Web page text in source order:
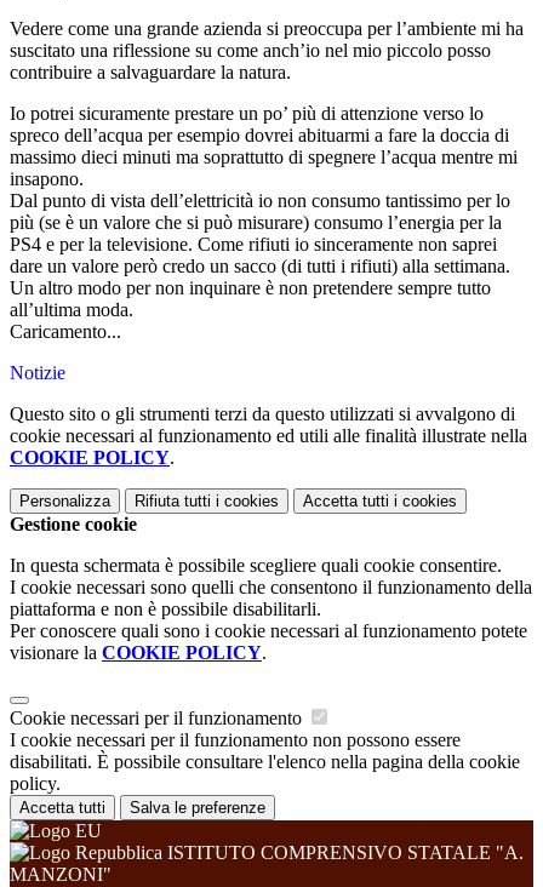
Vedere come una grande azienda si preoccupa per l’ambiente mi ha
suscitato una riflessione su come anch’io nel mio piccolo posso
contribuire a salvaguardare la natura.
Io potrei sicuramente prestare un po’ più di attenzione verso lo
spreco dell’acqua per esempio dovrei abituarmi a fare la doccia di
massimo dieci minuti ma soprattutto di spegnere l’acqua mentre mi
insapono.
Dal punto di vista dell’elettricità io non consumo tantissimo per lo
più (se è un valore che si può misurare) consumo l’energia per la
PS4 e per la televisione. Come rifiuti io sinceramente non saprei
dare un valore però credo un sacco (di tutti i rifiuti) alla settimana.
Un altro modo per non inquinare è non pretendere sempre tutto
all’ultima moda.
Caricamento...
Notizie
Questo sito o gli strumenti terzi da questo utilizzati si avvalgono di
cookie necessari al funzionamento ed utili alle finalità illustrate nella
COOKIE POLICY.
Personalizza Rifiuta tutti i cookies Accetta tutti i cookies
Gestione cookie
In questa schermata è possibile scegliere quali cookie consentire.
I cookie necessari sono quelli che consentono il funzionamento della
piattaforma e non è possibile disabilitarli.
Per conoscere quali sono i cookie necessari al funzionamento potete
visionare la COOKIE POLICY.
Cookie necessari per il funzionamento
I cookie necessari per il funzionamento non possono essere
disabilitati. È possibile consultare l'elenco nella pagina della cookie
policy.
Accetta tutti Salva le preferenze
ISTITUTO COMPRENSIVO STATALE "A.
MANZONI"